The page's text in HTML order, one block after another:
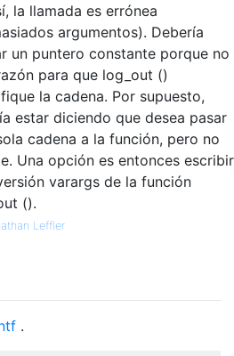
la llamada es errónea
argumentos). Debería
un puntero constante porque no
para que log_out ()
la cadena. Por supuesto,
estar diciendo que desea pasar
cadena a la función, pero no
Una opción es entonces escribir
varargs de la función
().
Leffler
.